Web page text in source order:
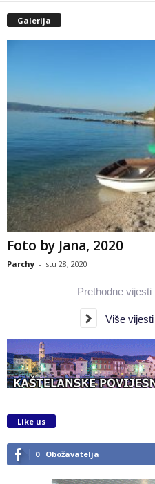
Galerija
Foto by Jana, 2020
Parchy - stu 28, 2020
Prethodne vijesti
Više vijesti
Like us
0 Obožavatelja